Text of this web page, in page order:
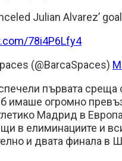
Julian Alvarez’
78i4P6Lfy4
(@BarcaSpaces)
първата среща
имаше огромно
Мадрид в
в елиминациите и
и двата финала в